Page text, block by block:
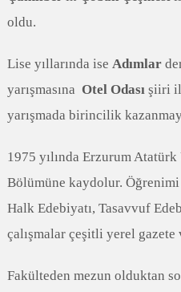
oldu.
Lise yıllarında ise Adımlar
yarışmasına Otel Odasışiiri
yarışmada birincilik
1975 yılında Erzurum
Bölümüne kaydolur. Öğrenimi
Halk Edebiyatı, Tasavvuf
çalışmalar çeşitli yerel gazete
Fakülteden mezun olduktan